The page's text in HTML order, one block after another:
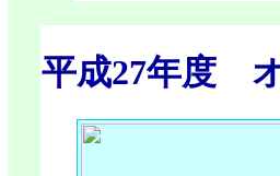
平成27年